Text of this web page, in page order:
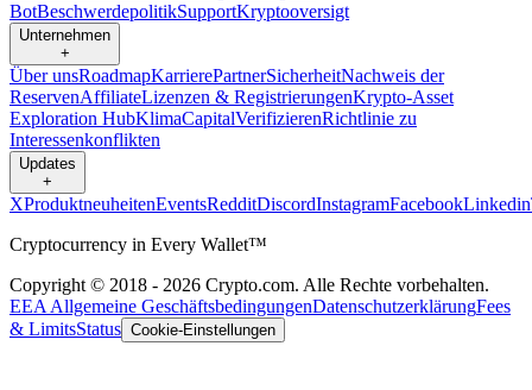
BotBeschwerdepolitikSupportKryptooversigt
Unternehmen
+
Über unsRoadmapKarrierePartnerSicherheitNachweis der
ReservenAffiliateLizenzen & RegistrierungenKrypto-Asset
Exploration HubKlimaCapitalVerifizierenRichtlinie zu
Interessenkonflikten
Updates
+
XProduktneuheitenEventsRedditDiscordInstagramFacebookLinkedin
Cryptocurrency in Every Wallet™
Copyright © 2018 - 2026 Crypto.com. Alle Rechte vorbehalten.
EEA Allgemeine GeschäftsbedingungenDatenschutzerklärungFees
& LimitsStatus Cookie-Einstellungen